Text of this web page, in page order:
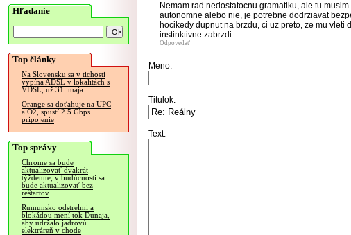
Hľadanie
Top články
Na Slovensku sa v tichosti
vypína ADSL v lokalitách s
VDSL, už 31. mája
Orange sa doťahuje na UPC
a O2, spustí 2.5 Gbps
pripojenie
Top správy
Chrome sa bude
aktualizovať dvakrát
týždenne, v budúcnosti sa
bude aktualizovať bez
reštartov
Rumunsko odstrelmi a
blokádou mení tok Dunaja,
aby udržalo jadrovú
elektráreň v chode
Nemam rad nedostatocnu gramatiku, ale tu
autonomne alebo nie, je potrebne dodrziavat
hocikedy dupnut na brzdu, ci uz preto, ze mu vleti
instinktivne zabrzdi.
Odpovedať
Meno:
Titulok:
Text: